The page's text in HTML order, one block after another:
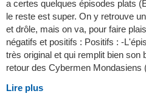
a certes quelques épisodes plats
le reste est super. On y retrouve
et drôle, mais on va, pour faire
négatifs et positifs : Positifs : -
très original et qui remplit bien son
retour des Cybermen Mondasiens
Lire plus